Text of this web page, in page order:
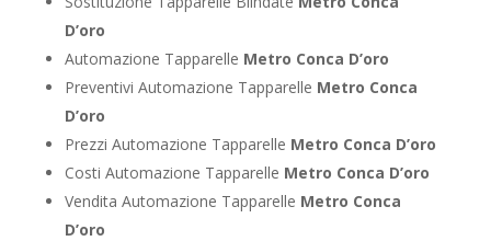
D’oro
Automazione Tapparelle Metro Conca D’oro
Preventivi Automazione Tapparelle Metro Conca
D’oro
Prezzi Automazione Tapparelle Metro Conca D’oro
Costi Automazione Tapparelle Metro Conca D’oro
Vendita Automazione Tapparelle Metro Conca
D’oro